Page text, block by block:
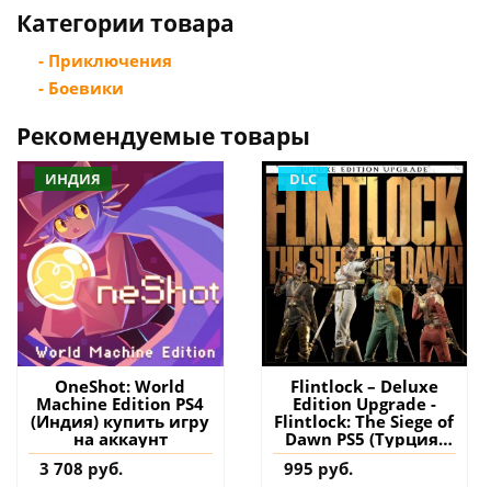
Категории товара
- Приключения
- Боевики
Рекомендуемые товары
ИНДИЯ
OneShot: World
Machine Edition PS4
(Индия) купить игру
на аккаунт
3 708 руб.
DLC
Flintlock – Deluxe
Edition Upgrade -
Flintlock: The Siege of
Dawn PS5 (Турция)
купить дополнение
на аккаунт
995 руб.